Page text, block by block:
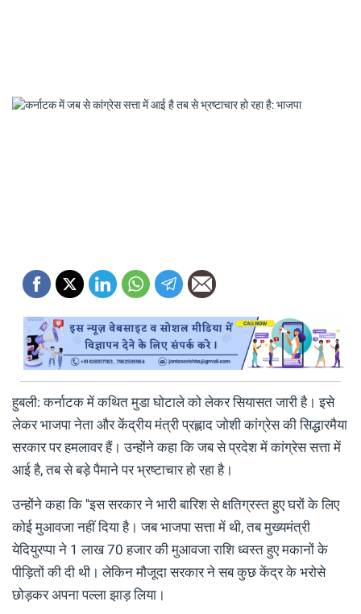
हुबली: कर्नाटक में कथित मुडा घोटाले को लेकर सियासत जारी है। इसे
लेकर भाजपा नेता और केंद्रीय मंत्री प्रह्लाद जोशी कांग्रेस की सिद्धारमैया
सरकार पर हमलावर हैं। उन्होंने कहा कि जब से प्रदेश में कांग्रेस सत्ता में
आई है, तब से बड़े पैमाने पर भ्रष्टाचार हो रहा है।
उन्होंने कहा कि ''इस सरकार ने भारी बारिश से क्षतिग्रस्त हुए घरों के लिए
कोई मुआवजा नहीं दिया है। जब भाजपा सत्ता में थी, तब मुख्यमंत्री
येदियुरप्पा ने 1 लाख 70 हजार की मुआवजा राशि ध्वस्त हुए मकानों के
पीड़ितों की दी थी। लेकिन मौजूदा सरकार ने सब कुछ केंद्र के भरोसे
छोड़कर अपना पल्ला झाड़ लिया।